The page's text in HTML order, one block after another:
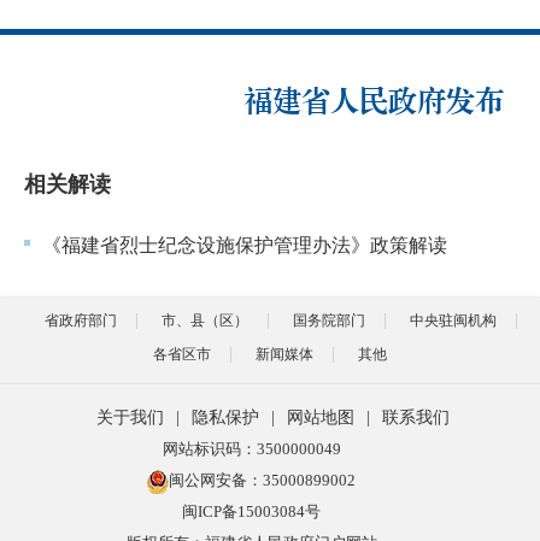
福建省人民政府发布
相关解读
《福建省烈士纪念设施保护管理办法》政策解读
省政府部门 市、县（区） 国务院部门
中央驻闽机构
各省区市
新闻媒体 其他
关于我们 隐私保护 网站地图
联系我们
网站标识码：3500000049
闽公网安备：35000899002
闽ICP备15003084号